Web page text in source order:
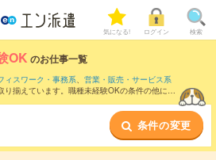
気になる! ログイン 検索
OK のお仕事一覧
ィスワーク・事務系、 営業・販売・サービス系
り揃えています。職種未経験OKの条件の他に、
条件の変更